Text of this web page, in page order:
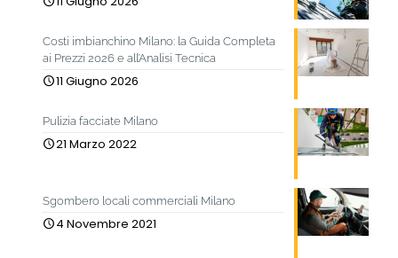
Costi imbianchino Milano: la Guida Completa
ai Prezzi 2026 e all’Analisi Tecnica
11 Giugno 2026
Pulizia facciate Milano
21 Marzo 2022
Sgombero locali commerciali Milano
4 Novembre 2021